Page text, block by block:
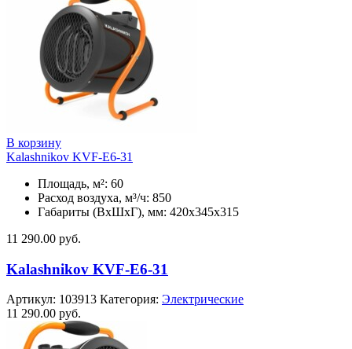
В корзину
Kalashnikov KVF-E6-31
Площадь, м²: 60
Расход воздуха, м³/ч: 850
Габариты (ВхШхГ), мм: 420x345x315
11 290.00 руб.
Kalashnikov KVF-E6-31
Артикул: 103913 Категория: Электрические
11 290.00 руб.